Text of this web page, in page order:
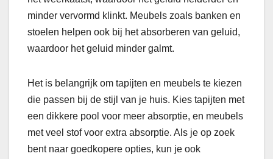
minder vervormd klinkt. Meubels zoals banken en
stoelen helpen ook bij het absorberen van geluid,
waardoor het geluid minder galmt.
Het is belangrijk om tapijten en meubels te kiezen
die passen bij de stijl van je huis. Kies tapijten met
een dikkere pool voor meer absorptie, en meubels
met veel stof voor extra absorptie. Als je op zoek
bent naar goedkopere opties, kun je ook